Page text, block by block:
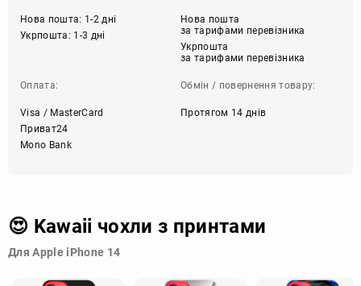
Нова пошта: 1-2 дні
Укрпошта: 1-3 дні
Нова пошта
за тарифами перевізника
Укрпошта
за тарифами перевізника
Оплата:
Visa / MasterCard
Приват24
Mono Bank
Обмін / повернення товару:
Протягом 14 днів
😍 Kawaii чохли з принтами
Для Apple iPhone 14